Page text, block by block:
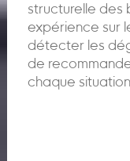
structurelle des
expérience sur
détecter les
de
chaque